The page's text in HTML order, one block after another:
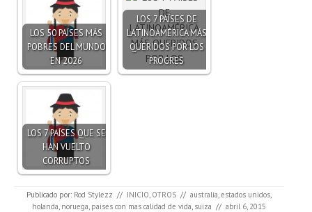
LOS 50 PAÍSES MÁS
POBRES DEL MUNDO
EN 2026
LOS 7 PAÍSES DE
LATINOAMÉRICA MÁS
QUERIDOS POR LOS
PROGRES
LOS 7 PAÍSES QUE SE
HAN VUELTO
CORRUPTOS
Publicado por: Rod Stylezz // INICIO OTROS // australia estados unidos
holanda noruega paises con mas calidad de vida suiza // abril 6, 2015